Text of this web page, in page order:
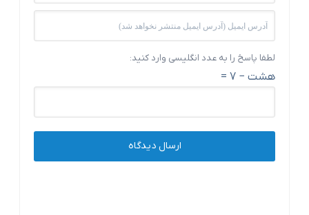
لطفا پاسخ را به عدد انگلیسی وارد کنید:
هشت − 7 =